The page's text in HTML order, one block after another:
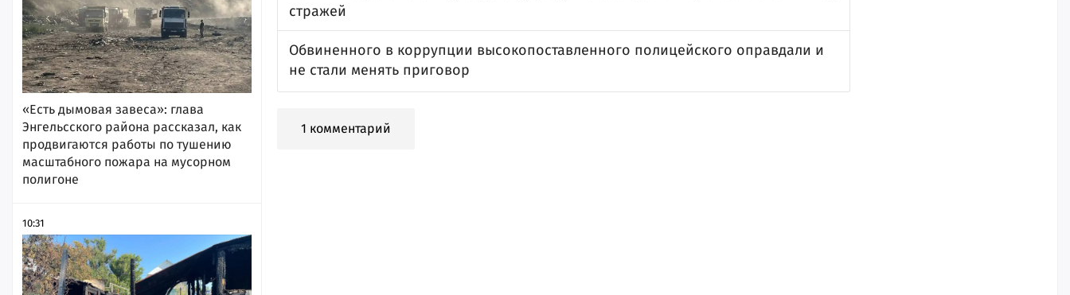
«Есть дымовая завеса»: глава
Энгельсского района рассказал, как
продвигаются работы по тушению
масштабного пожара на мусорном
полигоне
10:31
стражей
Обвиненного в коррупции высокопоставленного полицейского оправдали и
не стали менять приговор
1 комментарий